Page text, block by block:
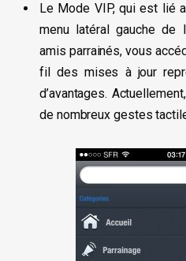
Le Mode VIP, qui est lié
menu latéral gauche de
amis parrainés, vous
fil des mises à jour
d’avantages.
de nombreux gestes